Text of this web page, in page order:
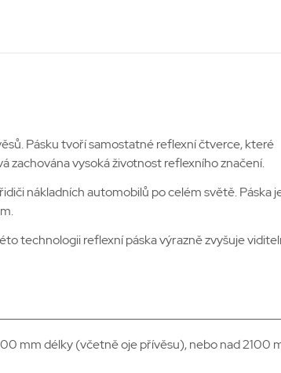
Pásku tvoří samostatné reflexní čtverce, které
zachována vysoká životnost reflexního značení.
nákladních automobilů po celém světě. Páska
technologii reflexní páska výrazně zvyšuje
mm délky (včetně oje přívěsu), nebo nad 2100